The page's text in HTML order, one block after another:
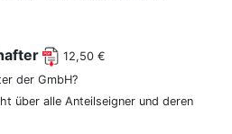
12,50 €
der GmbH?
über alle Anteilseigner und deren